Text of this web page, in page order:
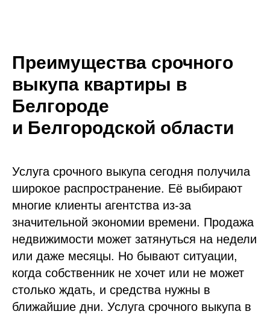
Преимущества срочного
выкупа квартиры в
Белгороде
и Белгородской области
Услуга срочного выкупа сегодня получила
широкое распространение. Её выбирают
многие клиенты агентства из-за
значительной экономии времени. Продажа
недвижимости может затянуться на недели
или даже месяцы. Но бывают ситуации,
когда собственник не хочет или не может
столько ждать, и средства нужны в
ближайшие дни. Услуга срочного выкупа в